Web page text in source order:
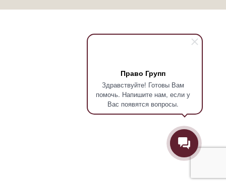
Право Групп
Здравствуйте! Готовы Вам
помочь. Напишите нам, если у
Вас появятся вопросы.